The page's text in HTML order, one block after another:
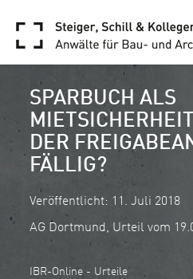
SPARBUCH ALS
DER
FÄLLIG?
Veröffentlicht: 11. Juli 2018
AG Dortmund, Urteil vom
IBR-Online - Urteile